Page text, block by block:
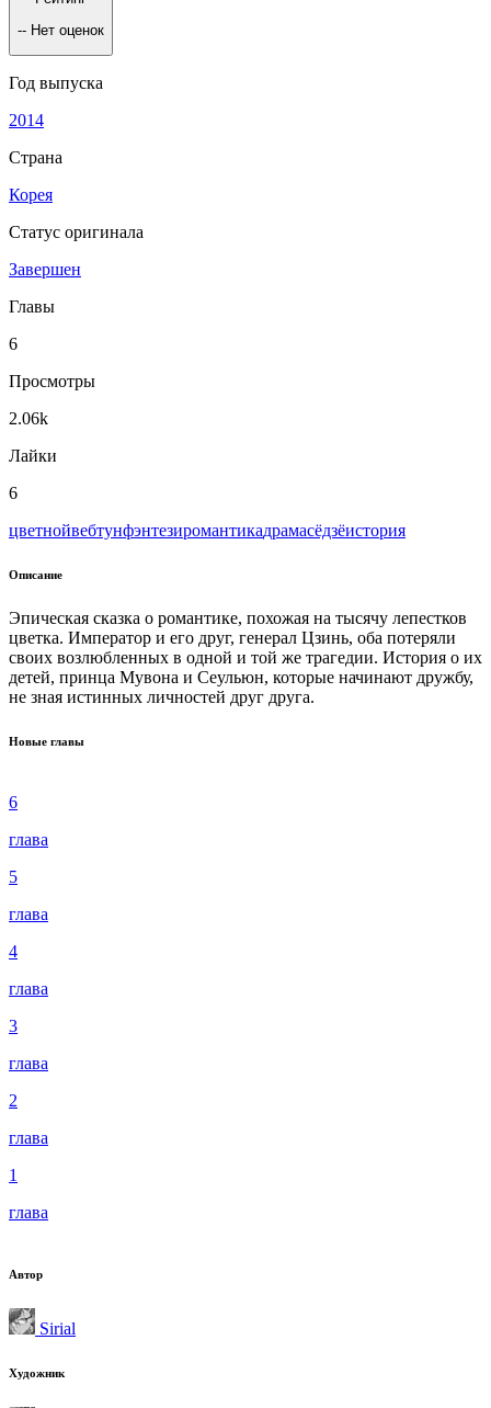
-- Нет оценок
Год выпуска
2014
Страна
Корея
Статус оригинала
Завершен
Главы
6
Просмотры
2.06k
Лайки
6
цветнойвeбтунфэнтезиромантикадрамасёдзёистория
Описание
Эпическая сказка о романтике, похожая на тысячу лепестков
цветка. Император и его друг, генерал Цзинь, оба потеряли
своих возлюбленных в одной и той же трагедии. История о их
детей, принца Мувона и Сеульюн, которые начинают дружбу,
не зная истинных личностей друг друга.
Новые главы
6
глава
5
глава
4
глава
3
глава
2
глава
1
глава
Автор
Sirial
Художник